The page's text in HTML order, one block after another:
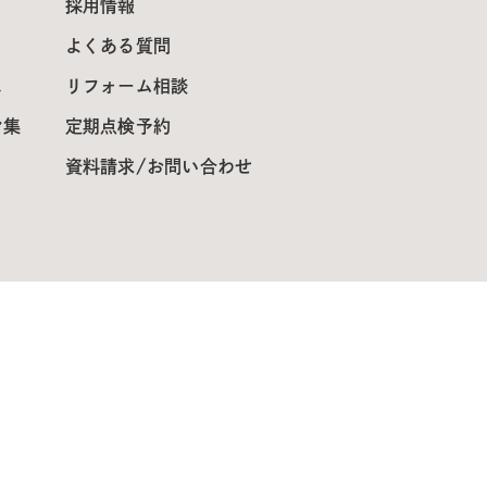
集
採用情報
よくある質問
リフォーム相談
定期点検予約
資料請求/お問い合わせ